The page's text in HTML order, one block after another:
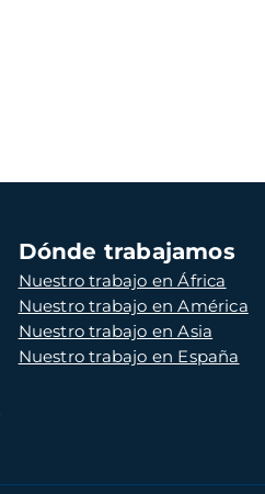
Dónde trabajamos
Nuestro trabajo en África
Nuestro trabajo en América
Nuestro trabajo en Asia
Nuestro trabajo en España